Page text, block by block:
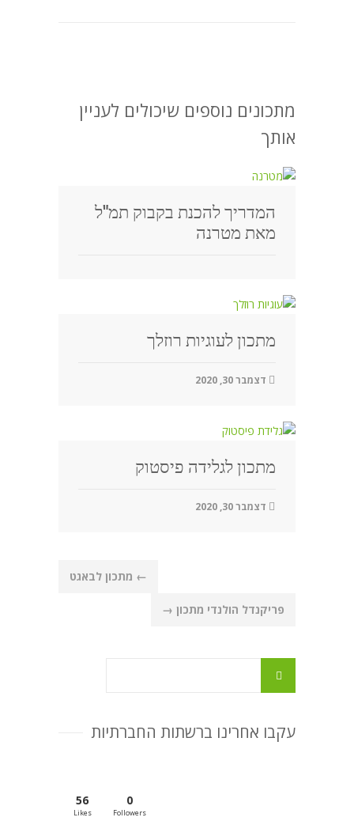
מתכונים נוספים שיכולים לעניין
אותך
המדריך להכנת בקבוק תמ"ל
מאת מטרנה
מתכון לעוגיות רוזלך
דצמבר 30, 2020
מתכון לגלידה פיסטוק
דצמבר 30, 2020
navigation
← מתכון לבאגט
פריקנדל הולנדי מתכון →
עקבו אחרינו ברשתות החברתיות
56
Likes
0
Followers